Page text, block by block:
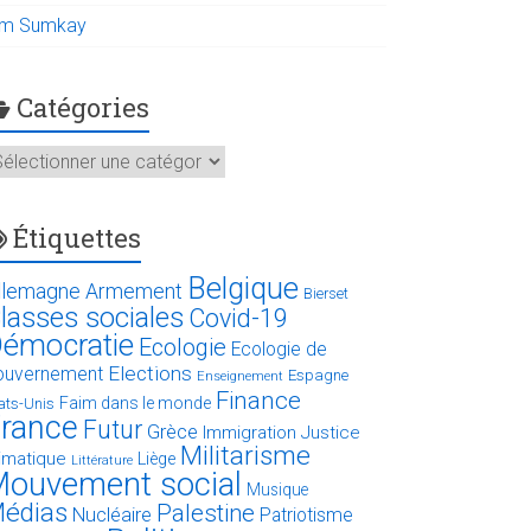
Sumkay
Catégories
Étiquettes
Armement Belgique Bierset
sociales Covid-19
Ecologie Ecologie de
Elections Enseignement Espagne
Unis Faim dans le monde Finance
Futur Grèce Immigration Justice
Littérature Liège Militarisme
social Musique
Nucléaire Palestine Patriotisme